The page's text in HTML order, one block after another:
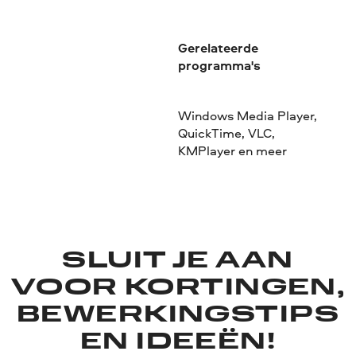
Gerelateerde
programma's
Windows Media Player,
QuickTime, VLC,
KMPlayer en meer
SLUIT JE AAN
VOOR KORTINGEN,
BEWERKINGSTIPS
EN IDEEËN!